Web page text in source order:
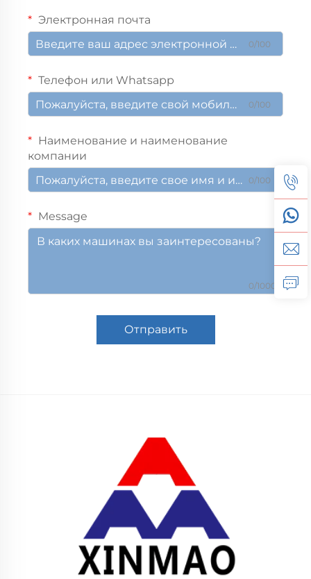
Электронная почта
0/100
Телефон или Whatsapp
0/100
Наименование и наименование
компании
0/100
Message
0/1000
Отправить